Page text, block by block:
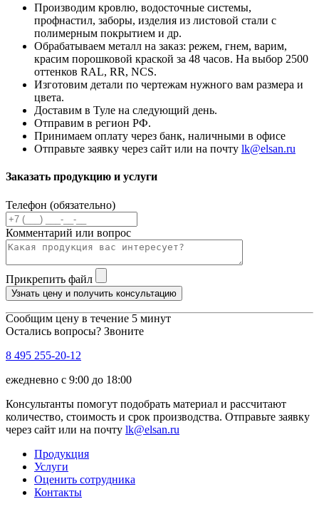
Производим кровлю, водосточные системы,
профнастил, заборы, изделия из листовой стали с
полимерным покрытием и др.
Обрабатываем металл на заказ: режем, гнем, варим,
красим порошковой краской за 48 часов. На выбор 2500
оттенков RAL, RR, NCS.
Изготовим детали по чертежам нужного вам размера и
цвета.
Доставим в Туле на следующий день.
Отправим в регион РФ.
Принимаем оплату через банк, наличными в офисе
Отправьте заявку через сайт или на почту lk@elsan.ru
Заказать продукцию и услуги
Телефон (обязательно)
Комментарий или вопрос
Прикрепить файл
Узнать цену и получить консультацию
Сообщим цену в течение 5 минут
Остались вопросы? Звоните
8 495 255-20-12
ежедневно с 9:00 до 18:00
Консультанты помогут подобрать материал и рассчитают
количество, стоимость и срок производства. Отправьте заявку
через сайт или на почту lk@elsan.ru
Продукция
Услуги
Оценить сотрудника
Контакты